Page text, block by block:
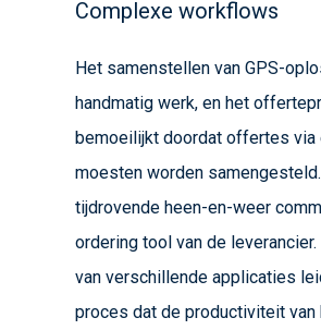
Complexe workflows
Het samenstellen van GPS-
handmatig werk, en het
bemoeilijkt doordat offertes via
moesten worden
tijdrovende heen-en-weer
ordering tool van de
van verschillende applicaties
proces dat de productiviteit van